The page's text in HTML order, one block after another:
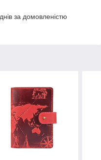
за домовленістю